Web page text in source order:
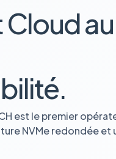
au
est le premier
NVMe redondée et